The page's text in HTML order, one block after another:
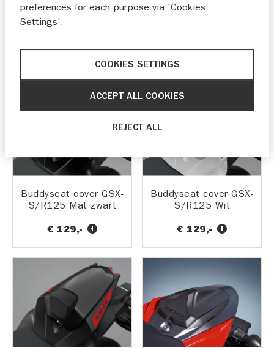
Buddyseat cover GSX-
Buddyseat cover GSX-
S/R125 Mat zwart
€ 129,-
Buddyseat cover GSX-
S/R125 Wit
€ 129,-
preferences for each purpose via 'Cookies
Settings'.
COOKIES SETTINGS
REJECT ALL
ACCEPT ALL COOKIES